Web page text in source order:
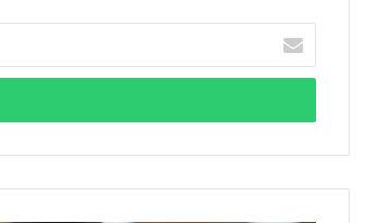
بريدك
الإلكتروني
إيران:
واشنطن